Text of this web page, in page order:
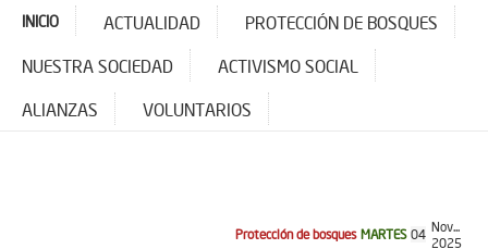
INICIO ACTUALIDAD
PROTECCIÓN DE BOSQUES
NUESTRA SOCIEDAD
ACTIVISMO SOCIAL
ALIANZAS
VOLUNTARIOS
Protección de bosques MARTES 04 Nov...
2025